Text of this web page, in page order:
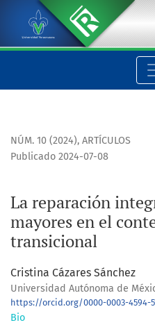
La reparación integral de las
NÚM. 10 (2024), ARTÍCULOS
La reparación
mayores en el
transicional
Publicado 2024-07-08
Cristina Cázares Sánchez
Universidad Autónoma de
https://orcid.org/0000-0003-4594-
Bio